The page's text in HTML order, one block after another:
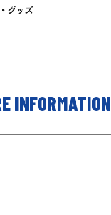
グッズ
INFORMATION